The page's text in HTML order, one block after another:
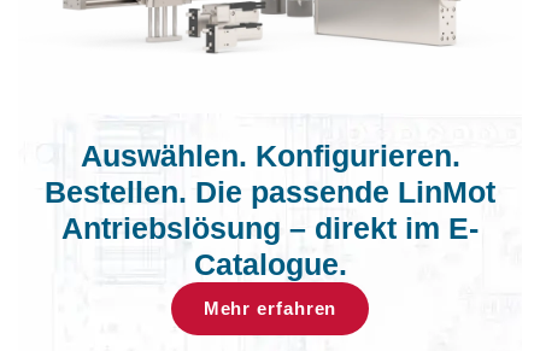
Auswählen. Konfigurieren.
Bestellen. Die passende LinMot
Antriebslösung – direkt im E-
Catalogue.
Mehr erfahren